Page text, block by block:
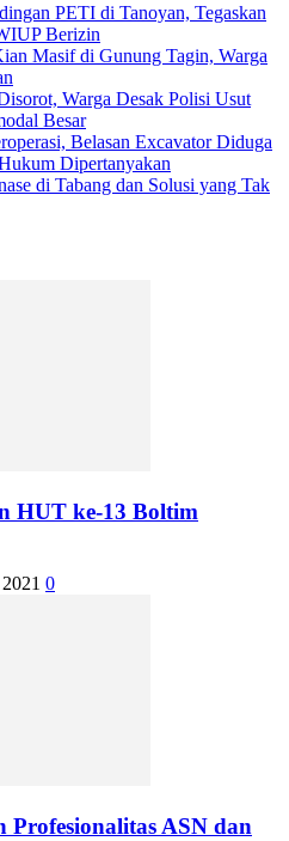
PETI di Tanoyan, Tegaskan
Berizin
Masif di Gunung Tagin, Warga
Warga Desak Polisi Usut
Besar
Belasan Excavator Diduga
Dipertanyakan
di Tabang dan Solusi yang Tak
HUT ke-13 Boltim
0
ASN dan